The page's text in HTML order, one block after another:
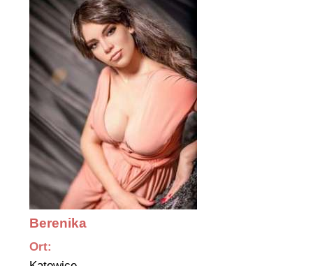
Berenika
Ort: